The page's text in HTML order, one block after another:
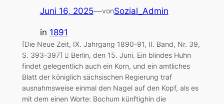
Juni 16, 2025—vonSozial_Admin
in 1891
[Die Neue Zeit, IX. Jahrgang 1890-91, II. Band, Nr. 39,
S. 393-397]  Berlin, den 15. Juni. Ein blindes Huhn
findet gelegentlich auch ein Korn, und ein amtliches
Blatt der königlich sächsischen Regierung traf
ausnahmsweise einmal den Nagel auf den Kopf, als es
mit dem einen Worte: Bochum künftighin die